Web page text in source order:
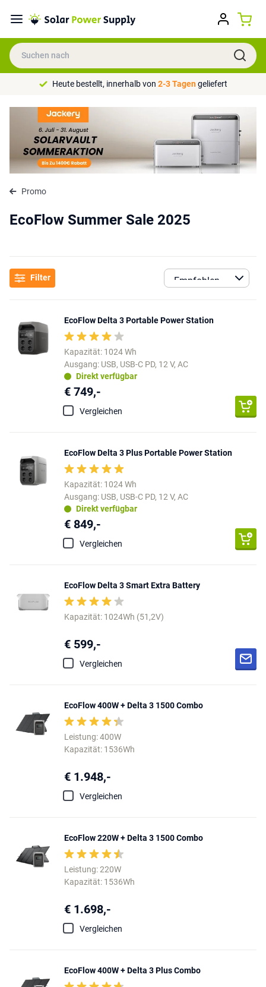
Heute bestellt, innerhalb von 2-3 Tagengeliefert
Promo
EcoFlow Summer Sale 2025
Filter
EcoFlow Delta 3 Portable Power Station
Kapazität: 1024 Wh
Ausgang: USB, USB-C PD, 12 V, AC
Direkt verfügbar
€ 749,-
Vergleichen
EcoFlow Delta 3 Plus Portable Power Station
Kapazität: 1024 Wh
Ausgang: USB, USB-C PD, 12 V, AC
Direkt verfügbar
€ 849,-
Vergleichen
EcoFlow Delta 3 Smart Extra Battery
Kapazität: 1024Wh (51,2V)
€ 599,-
Vergleichen
EcoFlow 400W + Delta 3 1500 Combo
Leistung: 400W
Kapazität: 1536Wh
€ 1.948,-
Vergleichen
EcoFlow 220W + Delta 3 1500 Combo
Leistung: 220W
Kapazität: 1536Wh
€ 1.698,-
Vergleichen
EcoFlow 400W + Delta 3 Plus Combo